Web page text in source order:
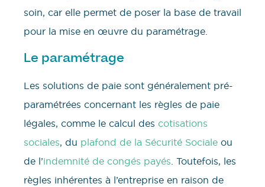
soin, car elle permet de poser la base de travail
pour la mise en œuvre du paramétrage.
Le paramétrage
Les solutions de paie sont généralement pré-
paramétrées concernant les règles de paie
légales, comme le calcul des cotisations
sociales, du plafond de la Sécurité Sociale ou
de l’indemnité de congés payés. Toutefois, les
règles inhérentes à l’entreprise en raison de